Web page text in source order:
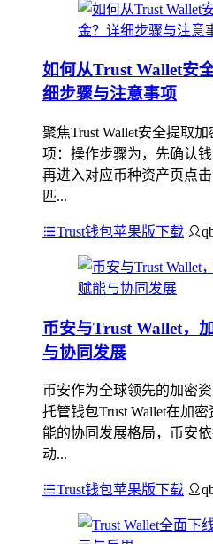
如何从Trust Wallet安
细步骤与注意事项
聚焦Trust Wallet安全提取
项：操作步骤为，先确认
再进入对应币种资产页点
匹...
Trust钱包苹果版下载
币安与Trust Wallet，
与协同发展
币安作为全球领先的加密
托管钱包Trust Wallet在加
能的协同发展格局，币安
动...
Trust钱包苹果版下载